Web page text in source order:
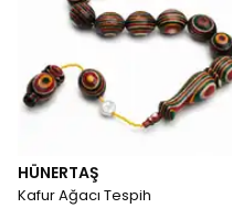
HÜNERTAŞ
Kafur Ağacı Tespih